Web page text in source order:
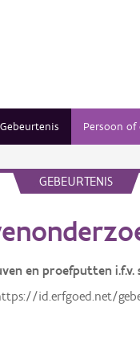
Gebeurtenis Persoon of
GEBEURTENIS
en proefputten i.f.v.
id.erfgoed.net/